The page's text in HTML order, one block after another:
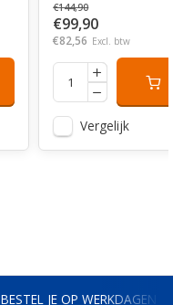
€144,90
€99,90
€82,56 Excl. btw
Vergelijk
BESTEL JE OP WERKDAGEN